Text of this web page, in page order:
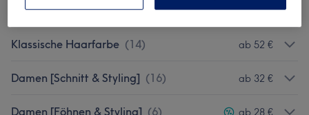
Bunte Haarfarben (3) ab 130 €
Klassische Haarfarbe (14) ab 52 €
Damen [Schnitt & Styling] (16) ab 32 €
Damen [Föhnen & Styling] (6) ab 28 €